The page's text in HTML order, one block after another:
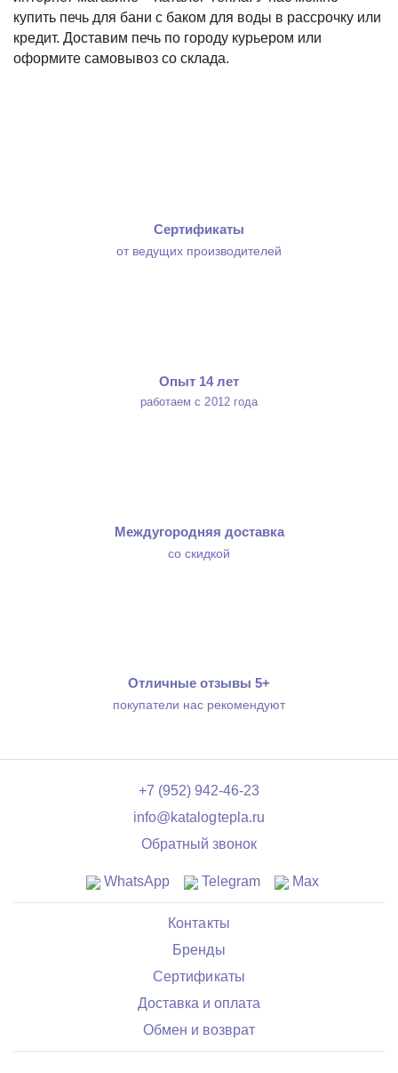
купить печь для бани с баком для воды в рассрочку или
кредит. Доставим печь по городу курьером или
оформите самовывоз со склада.
Сертификаты
от ведущих производителей
Опыт 14 лет
работаем с 2012 года
Междугородняя доставка
со скидкой
Отличные отзывы 5+
покупатели нас рекомендуют
+7 (952) 942-46-23
info@katalogtepla.ru
Обратный звонок
WhatsApp Telegram Max
Контакты
Бренды
Сертификаты
Доставка и оплата
Обмен и возврат